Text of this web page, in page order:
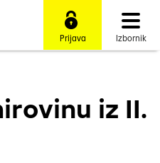
Izbornik
Prijava
iz II.